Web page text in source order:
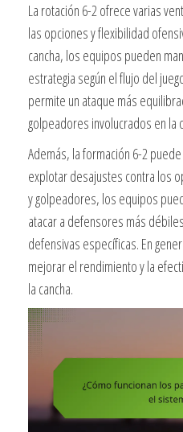
La rotación 6-2 ofrece varias
las opciones y flexibilidad
cancha, los equipos pueden
estrategia según el flujo del
permite un ataque más
golpeadores involucrados en la
Además, la formación 6-2
explotar desajustes contra los
y golpeadores, los equipos
atacar a defensores más
defensivas específicas. En
mejorar el rendimiento y la
la cancha.